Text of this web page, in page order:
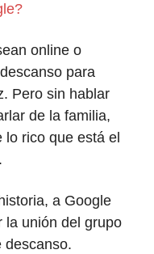
online o
para
Pero sin hablar
de la familia,
rico que está el
a Google
la unión del grupo
descanso.